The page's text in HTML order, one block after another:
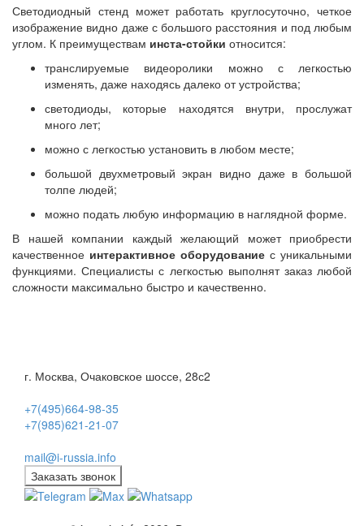
Светодиодный стенд может работать круглосуточно, четкое
изображение видно даже с большого расстояния и под любым
углом. К преимуществам инста-стойки относится:
транслируемые видеоролики можно с легкостью
изменять, даже находясь далеко от устройства;
светодиоды, которые находятся внутри, прослужат
много лет;
можно с легкостью установить в любом месте;
большой двухметровый экран видно даже в большой
толпе людей;
можно подать любую информацию в наглядной форме.
В нашей компании каждый желающий может приобрести
качественное интерактивное оборудование с уникальными
функциями. Специалисты с легкостью выполнят заказ любой
сложности максимально быстро и качественно.
г. Москва, Очаковское шоссе, 28с2
+7(495)664-98-35
+7(985)621-21-07
mail@i-russia.info
Заказать звонок